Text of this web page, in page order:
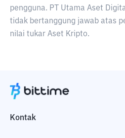
pengguna. PT Utama Aset
tidak bertanggung jawab atas
nilai tukar Aset Kripto.
Kontak